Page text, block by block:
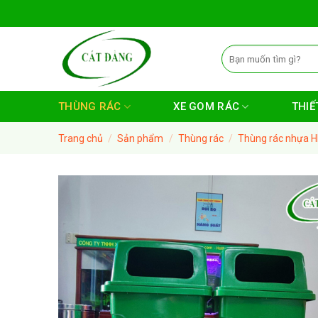
to
Tìm
kiếm:
THÙNG RÁC XE GOM RÁC
Trang chủ / Sản phẩm / Thùng rác / Thùng rác nhựa